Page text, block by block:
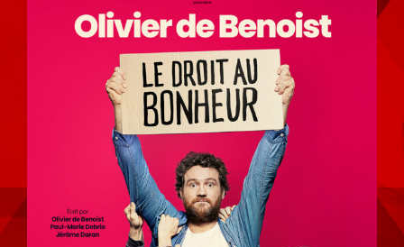
agrandie